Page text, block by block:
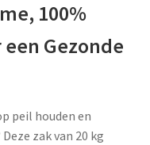
100%
Gezonde
peil houden en
zak van 20 kg